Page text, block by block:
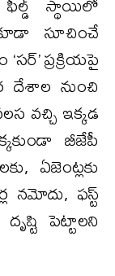
సూచించే
ప్రక్రియపై
దేశాల నుంచి
వచ్చి ఇక్కడ
బీజేపీ
ఏజెంట్లకు
నమోదు, ఫస్ట్
పెట్టాలని